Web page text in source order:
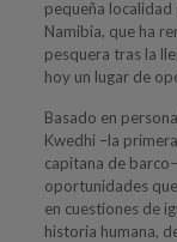
pequeña
Namibia, que ha
pesquera tras la
hoy un lugar de
Basado en
Kwedhi –la
capitana de
oportunidades
en cuestiones de
historia humana,